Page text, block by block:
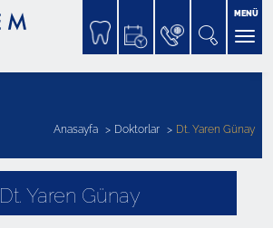
MENÜ
Dt. Yaren Günay
Anasayfa Doktorlar Dt. Yaren Günay